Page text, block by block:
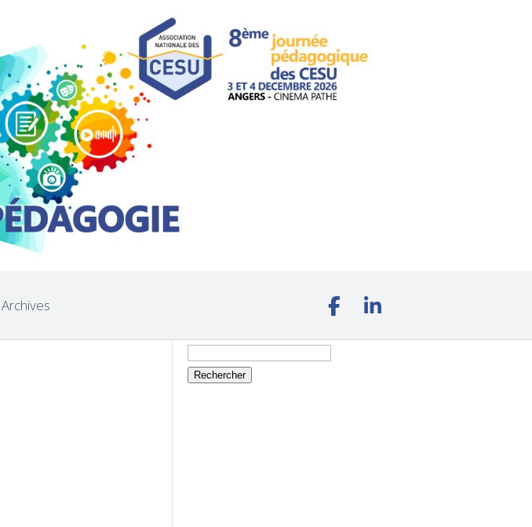
Archives
Rechercher :